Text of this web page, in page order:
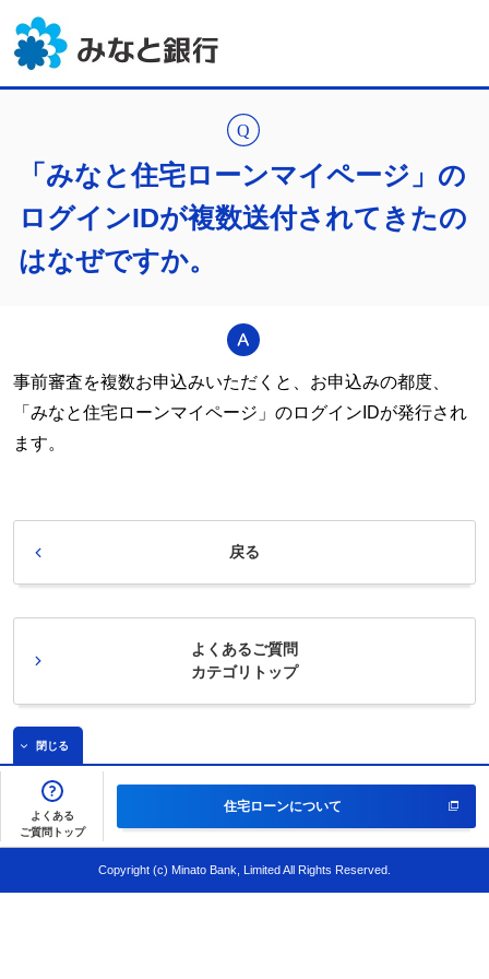
「みなと住宅ローンマイページ」の
ログインIDが複数送付されてきたの
はなぜですか。
事前審査を複数お申込みいただくと、お申込みの都度、
「みなと住宅ローンマイページ」のログインIDが発行され
ます。
戻る
よくあるご質問
カテゴリトップ
閉じる
よくある
ご質問トップ
住宅ローンについて
Copyright (c) Minato Bank, Limited All Rights Reserved.